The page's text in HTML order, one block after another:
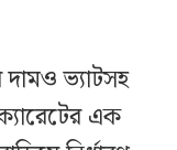
ভ্যাটসহ
এক